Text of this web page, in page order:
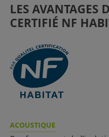
LES AVANTAGES
CERTIFIÉ NF
ACOUSTIQUE